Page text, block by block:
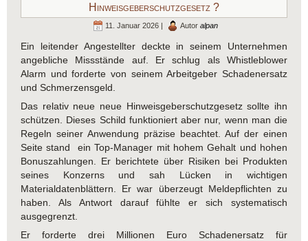
Hinweisgeberschutzgesetz ?
11. Januar 2026 | Autor alpan
Ein leitender Angestellter deckte in seinem Unternehmen
angebliche Missstände auf. Er schlug als Whistleblower
Alarm und forderte von seinem Arbeitgeber Schadenersatz
und Schmerzensgeld.
Das relativ neue neue Hinweisgeberschutzgesetz sollte ihn
schützen. Dieses Schild funktioniert aber nur, wenn man die
Regeln seiner Anwendung präzise beachtet. Auf der einen
Seite stand ein Top-Manager mit hohem Gehalt und hohen
Bonuszahlungen. Er berichtete über Risiken bei Produkten
seines Konzerns und sah Lücken in wichtigen
Materialdatenblättern. Er war überzeugt Meldepflichten zu
haben. Als Antwort darauf fühlte er sich systematisch
ausgegrenzt.
Er forderte drei Millionen Euro Schadenersatz für